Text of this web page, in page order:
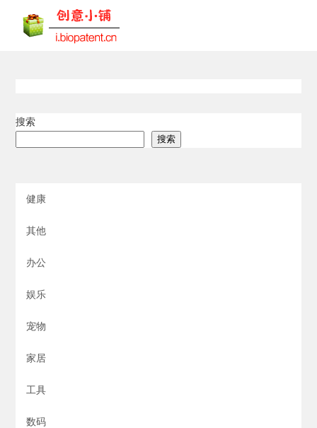
搜索
搜索
健康
其他
办公
娱乐
宠物
家居
工具
数码